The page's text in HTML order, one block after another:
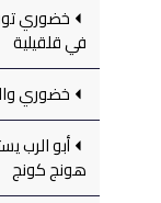
خضوري
في قلقيلية
خضوري
أبو الرب
هونج كونج